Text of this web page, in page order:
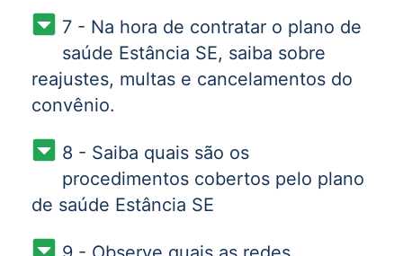
7 - Na hora de contratar o plano de
saúde Estância SE, saiba sobre
reajustes, multas e cancelamentos do
convênio.
8 - Saiba quais são os
procedimentos cobertos pelo plano
de saúde Estância SE